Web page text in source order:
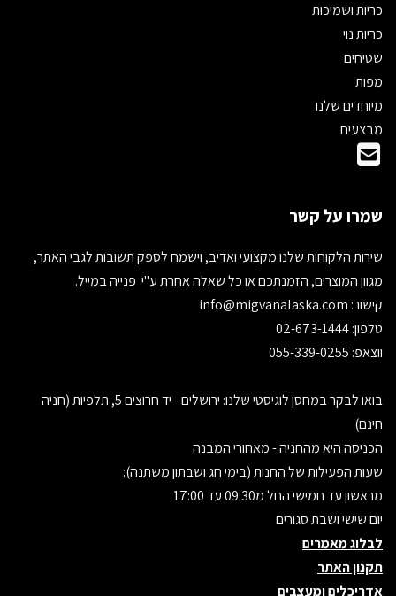
כריות ושמיכות
כריות נוי
שטיחים
מפות
מיוחדים שלנו
מבצעים
שמרו על קשר
שירות הלקוחות שלנו מקצועי ואדיב, וישמח לספק תשובות לגבי האתר,
מגוון המוצרים, הזמנתכם או כל שאלה אחרת ע"י פנייה במייל.
קישור:
טלפון: 02-673-1444
ווצאפ: 055-339-0255
בואו לבקר במחסן לוגיסטי שלנו: ירושלים - יד חרוצים 5, תלפיות (חניה
חינם)
הכניסה היא מהחניה - מאחורי המבנה
שעות הפעילות של החנות (בימי חג ושבתון משתנה):
מראשון עד חמישי החל מ09:30 עד 17:00
יום שישי ושבת סגורים
לבלוג מאמרים
תקנון האתר
אדריכלים ומעצבים